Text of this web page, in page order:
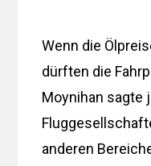
Wenn die
dürften die
Moynihan sagte
anderen